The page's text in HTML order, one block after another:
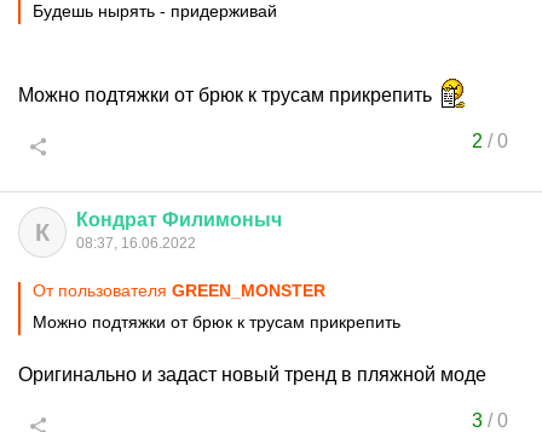
Будешь нырять - придерживай
Можно подтяжки от брюк к трусам прикрепить
2 /0
К Кондрат Филимоныч
08:37, 16.06.2022
От пользователя GREEN_MONSTER
Можно подтяжки от брюк к трусам прикрепить
Оригинально и задаст новый тренд в пляжной моде
3/0